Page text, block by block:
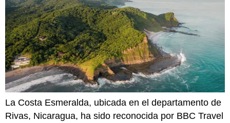
La Costa Esmeralda, ubicada en el departamento de
Rivas, Nicaragua, ha sido reconocida por BBC Travel